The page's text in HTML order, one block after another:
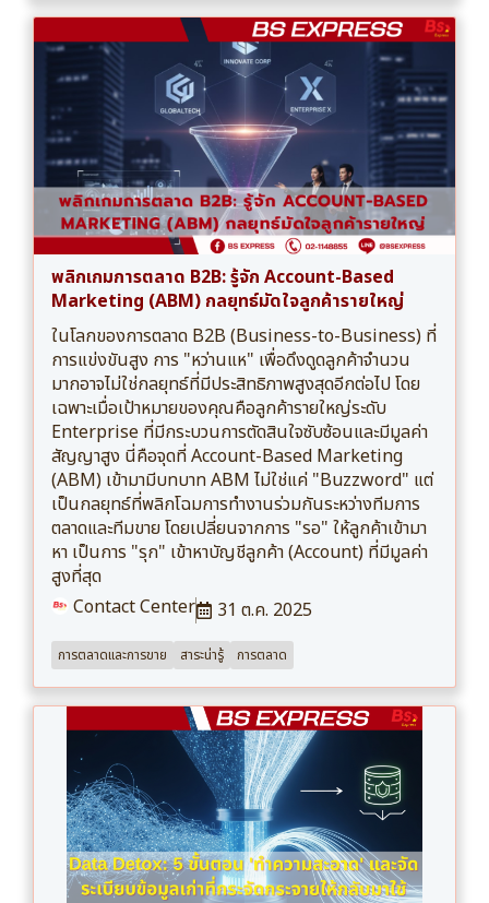
พลิกเกมการตลาด B2B: รู้จัก Account-Based
Marketing (ABM) กลยุทธ์มัดใจลูกค้ารายใหญ่
ในโลกของการตลาด B2B (Business-to-Business) ที่
การแข่งขันสูง การ "หว่านแห" เพื่อดึงดูดลูกค้าจำนวน
มากอาจไม่ใช่กลยุทธ์ที่มีประสิทธิภาพสูงสุดอีกต่อไป โดย
เฉพาะเมื่อเป้าหมายของคุณคือลูกค้ารายใหญ่ระดับ
Enterprise ที่มีกระบวนการตัดสินใจซับซ้อนและมีมูลค่า
สัญญาสูง นี่คือจุดที่ Account-Based Marketing
(ABM) เข้ามามีบทบาท ABM ไม่ใช่แค่ "Buzzword" แต่
เป็นกลยุทธ์ที่พลิกโฉมการทำงานร่วมกันระหว่างทีมการ
ตลาดและทีมขาย โดยเปลี่ยนจากการ "รอ" ให้ลูกค้าเข้ามา
หา เป็นการ "รุก" เข้าหาบัญชีลูกค้า (Account) ที่มีมูลค่า
สูงที่สุด
Contact Center
31 ต.ค. 2025
การตลาดและการขาย สาระน่ารู้ การตลาด